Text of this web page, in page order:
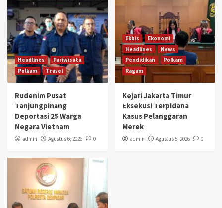
Headlines
Pariwisata
Polkam
Travel
Rudenim Pusat
Tanjungpinang
Deportasi 25 Warga
Negara Vietnam
admin Agustus 6, 2026 0
Ekbis
Ekonomi
Headlines
News
Pendidikan
Polkam
Ragam
Kejari Jakarta Timur
Eksekusi Terpidana
Kasus Pelanggaran
Merek
admin Agustus 5, 2026 0